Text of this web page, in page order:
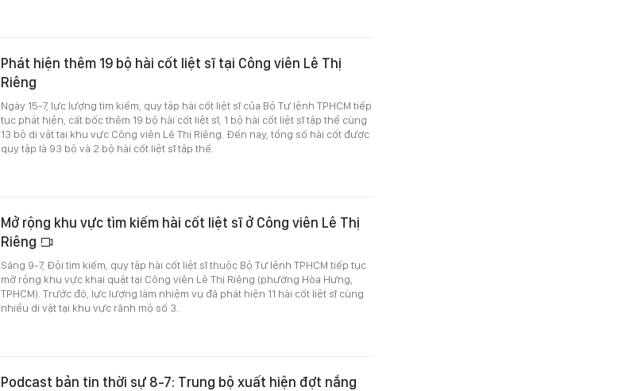
Phát hiện thêm 19 bộ hài cốt liệt sĩ tại Công viên Lê Thị
Riêng
Ngày 15-7, lực lượng tìm kiếm, quy tập hài cốt liệt sĩ của Bộ Tư lệnh TPHCM tiếp
tục phát hiện, cất bốc thêm 19 bộ hài cốt liệt sĩ, 1 bộ hài cốt liệt sĩ tập thể cùng
13 bộ di vật tại khu vực Công viên Lê Thị Riêng. Đến nay, tổng số hài cốt được
quy tập là 93 bộ và 2 bộ hài cốt liệt sĩ tập thể.
Mở rộng khu vực tìm kiếm hài cốt liệt sĩ ở Công viên Lê Thị
Riêng
Sáng 9-7, Đội tìm kiếm, quy tập hài cốt liệt sĩ thuộc Bộ Tư lệnh TPHCM tiếp tục
mở rộng khu vực khai quật tại Công viên Lê Thị Riêng (phường Hòa Hưng,
TPHCM). Trước đó, lực lượng làm nhiệm vụ đã phát hiện 11 hài cốt liệt sĩ cùng
nhiều di vật tại khu vực rãnh mộ số 3.
Podcast bản tin thời sự 8-7: Trung bộ xuất hiện đợt nắng